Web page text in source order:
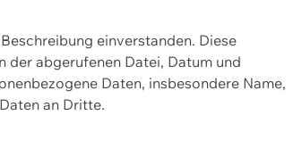
einverstanden. Diese
der abgerufenen Datei, Datum und
Daten, insbesondere Name,
an Dritte.